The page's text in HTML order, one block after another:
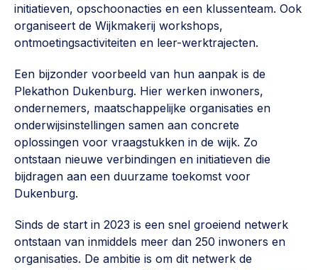
Buurtenergie
Energiecollectieven, buurt vergroenen, SDG >
Uitdaagrecht, gemeenschapsfondsen, lokale democratie >
Samenwerken en lokale politiek
Lobbyen, invloed uitoefenen, maatschappelijke impact >
Omgevingswet en gebiedsontwikkeling
invoering omgevingswet, participatie,
gebiedsontwikkeling>
initiatieven, opschoonacties en een klussenteam. Ook
organiseert de Wijkmakerij workshops,
ontmoetingsactiviteiten en leer-werktrajecten.
Een bijzonder voorbeeld van hun aanpak is de
Plekathon Dukenburg. Hier werken inwoners,
ondernemers, maatschappelijke organisaties en
onderwijsinstellingen samen aan concrete
oplossingen voor vraagstukken in de wijk. Zo
ontstaan nieuwe verbindingen en initiatieven die
bijdragen aan een duurzame toekomst voor
Dukenburg.
Sinds de start in 2023 is een snel groeiend netwerk
ontstaan van inmiddels meer dan 250 inwoners en
organisaties. De ambitie is om dit netwerk de